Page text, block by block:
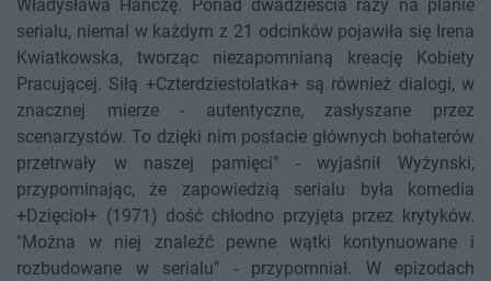
Władysława Hańczę. Ponad dwadzieścia razy na planie
serialu, niemal w każdym z 21 odcinków pojawiła się Irena
Kwiatkowska, tworząc niezapomnianą kreację Kobiety
Pracującej. Siłą +Czterdziestolatka+ są również dialogi, w
znacznej mierze - autentyczne, zasłyszane przez
scenarzystów. To dzięki nim postacie głównych bohaterów
przetrwały w naszej pamięci" - wyjaśnił Wyżynski,
przypominając, że zapowiedzią serialu była komedia
+Dzięcioł+ (1971) dość chłodno przyjęta przez krytyków.
"Można w niej znaleźć pewne wątki kontynuowane i
rozbudowane w serialu" - przypomniał. W epizodach